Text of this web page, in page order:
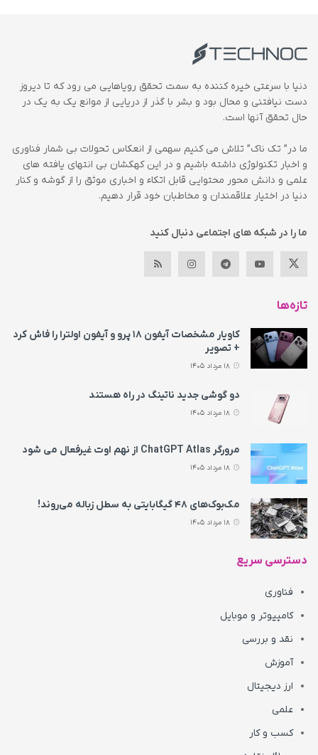
دنیا با سرعتی خیره کننده به سمت تحقق رویاهایی می رود که تا دیروز
دست نیافتنی و محال بود و بشر با گذر از دریایی از موانع یک به یک در
حال تحقق آنها است.
ما در” تک ناک” تلاش می کنیم سهمی از انعکاس تحولات بی شمار فناوری
و اخبار تکنولوژی داشته باشیم و در این کهکشان بی انتهای یافته های
علمی و دانش محور محتوایی قابل اتکاء و اخباری موثق را از گوشه و کنار
دنیا در اختیار علاقمندان و مخاطبان خود قرار دهیم.
ما را در شبکه های اجتماعی دنبال کنید
تازه‌ها
کاویار مشخصات آیفون ۱۸ پرو و آیفون اولترا را فاش کرد
+ تصویر
دو گوشی جدید ناتینگ در راه هستند
مرورگر ChatGPT Atlas از نهم اوت غیرفعال می‌ شود
مک‌بوک‌های ۴۸ گیگابایتی به سطل زباله می‌روند!
دسترسی سریع
فناوری
کامپیوتر و موبایل
نقد و بررسی
آموزش
ارز دیجیتال
علمی
کسب و کار